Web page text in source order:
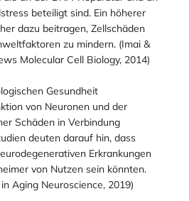
Reparatur und zellulären
PARPs (Poly-ADP-Ribose-
beteiligt sind. Ein höherer
dazu beitragen, Zellschäden
zu mindern. (Imai &
Molecular Cell Biology, 2014)
Gesundheit
von Neuronen und der